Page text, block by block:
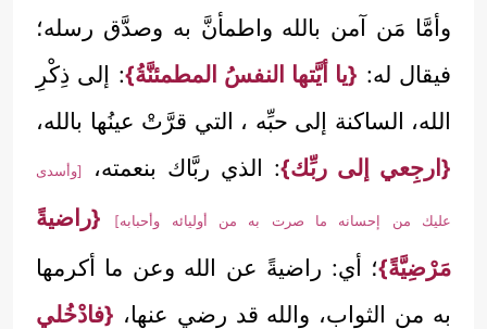
وأمَّا مَن آمن بالله واطمأنَّ به وصدَّق رسله؛
فيقال له: {يا أيَّتها النفسُ المطمئنَّةُ}: إلى ذِكْرِ
الله، الساكنة إلى حبِّه ، التي قرَّتْ عينُها بالله،
{ارجِعي إلى ربِّك}: الذي ربَّاك بنعمته، [وأسدى
عليك من إحسانه ما صرت به من أوليائه وأحبابه]
{راضيةً
مَرْضِيَّةً}؛ أي: راضيةً عن الله وعن ما أكرمها
به من الثواب، والله قد رضي عنها، {فادْخُلي